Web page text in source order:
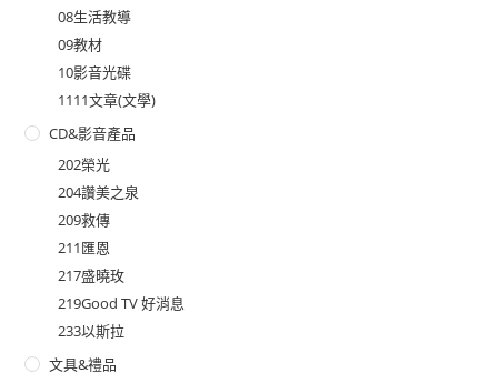
08生活教導
09教材
10影音光碟
1111文章(文學)
CD&影音產品
202榮光
204讚美之泉
209救傳
211匯恩
217盛曉玫
219Good TV 好消息
233以斯拉
文具&禮品